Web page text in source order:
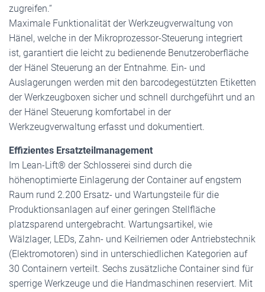
zugreifen.“
Maximale Funktionalität der Werkzeugverwaltung von
Hänel, welche in der Mikroprozessor-Steuerung integriert
ist, garantiert die leicht zu bedienende Benutzeroberfläche
der Hänel Steuerung an der Entnahme. Ein- und
Auslagerungen werden mit den barcodegestützten Etiketten
der Werkzeugboxen sicher und schnell durchgeführt und an
der Hänel Steuerung komfortabel in der
Werkzeugverwaltung erfasst und dokumentiert.
Effizientes Ersatzteilmanagement
Im Lean-Lift® der Schlosserei sind durch die
höhenoptimierte Einlagerung der Container auf engstem
Raum rund 2.200 Ersatz- und Wartungsteile für die
Produktionsanlagen auf einer geringen Stellfläche
platzsparend untergebracht. Wartungsartikel, wie
Wälzlager, LEDs, Zahn- und Keilriemen oder Antriebstechnik
(Elektromotoren) sind in unterschiedlichen Kategorien auf
30 Containern verteilt. Sechs zusätzliche Container sind für
sperrige Werkzeuge und die Handmaschinen reserviert. Mit